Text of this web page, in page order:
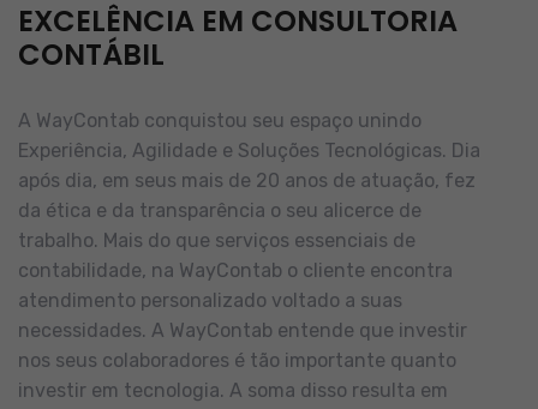
EXCELÊNCIA EM CONSULTORIA
CONTÁBIL
A WayContab conquistou seu espaço unindo
Experiência, Agilidade e Soluções Tecnológicas. Dia
após dia, em seus mais de 20 anos de atuação, fez
da ética e da transparência o seu alicerce de
trabalho. Mais do que serviços essenciais de
contabilidade, na WayContab o cliente encontra
atendimento personalizado voltado a suas
necessidades. A WayContab entende que investir
nos seus colaboradores é tão importante quanto
investir em tecnologia. A soma disso resulta em